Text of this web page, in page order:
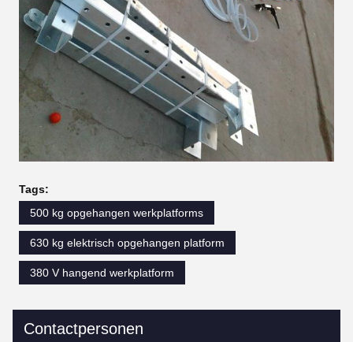
Tags:
500 kg opgehangen werkplatforms
630 kg elektrisch opgehangen platform
380 V hangend werkplatform
Contactpersonen